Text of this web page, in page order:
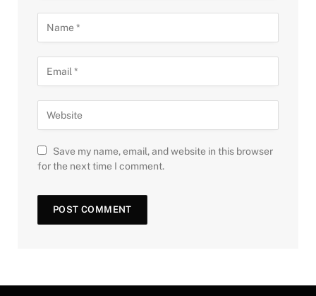
Save my name, email, and website in this browser
for the next time I comment.